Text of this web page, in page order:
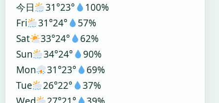
今日
31°23°
100%
Fri
31°24°
57%
Sat
33°24°
62%
Sun
34°24°
90%
Mon
31°23°
69%
Tue
26°22°
37%